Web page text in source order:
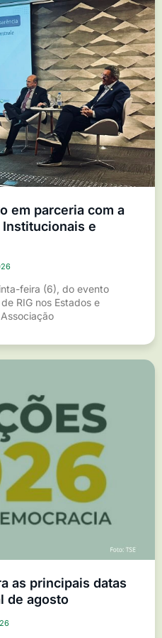
em parceria com a
e
feira (6), do evento
RIG nos Estados e
as principais datas
de agosto